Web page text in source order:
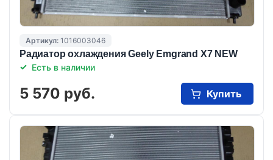
Артикул: 1016003046
Радиатор охлаждения Geely Emgrand X7 NEW
Есть в наличии
5 570 руб. Купить